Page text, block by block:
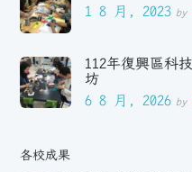
1 8 月, 2023 by
112年復興區科
坊
6 8 月, 2026 by
各校成果